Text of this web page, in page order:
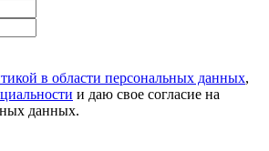
в области персональных данных,
и даю свое согласие на
данных.